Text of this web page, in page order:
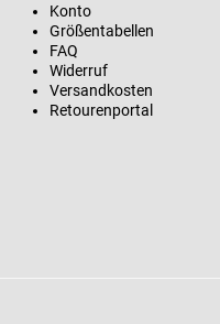
Konto
Größentabellen
FAQ
Widerruf
Versandkosten
Retourenportal